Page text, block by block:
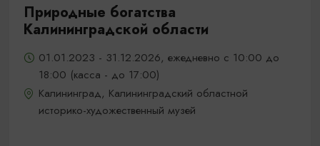
Природные богатства
Калининградской области
01.01.2023 - 31.12.2026, ежедневно с 10:00 до
18:00 (касса - до 17:00)
Калининград, Калининградский областной
историко-художественный музей